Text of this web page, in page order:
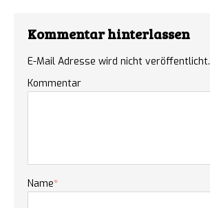
Kommentar hinterlassen
E-Mail Adresse wird nicht veröffentlicht.
Kommentar
Name*